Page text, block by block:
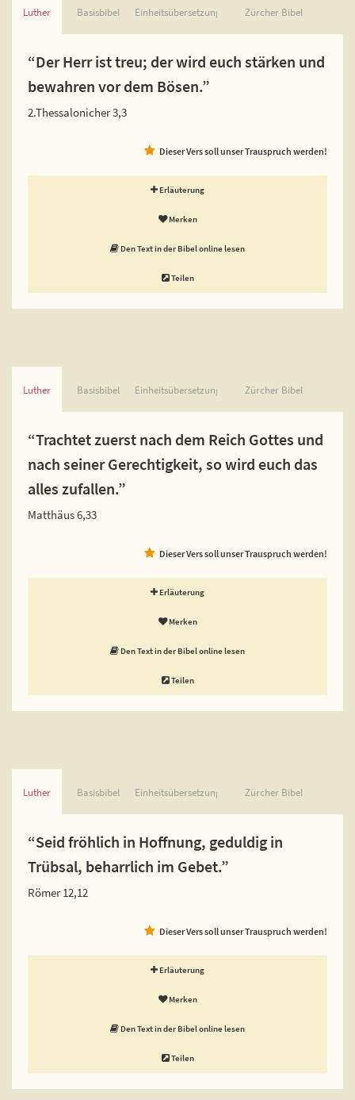
Luther Basisbibel Einheitsübersetzung Zürcher Bibel
“Der Herr ist treu; der wird euch stärken und
bewahren vor dem Bösen.”
2.Thessalonicher 3,3
Dieser Vers soll unser Trauspruch werden!
Erläuterung
Merken
Den Text in der Bibel online lesen
Teilen
Luther Basisbibel Einheitsübersetzung Zürcher Bibel
“Trachtet zuerst nach dem Reich Gottes und
nach seiner Gerechtigkeit, so wird euch das
alles zufallen.”
Matthäus 6,33
Dieser Vers soll unser Trauspruch werden!
Erläuterung
Merken
Den Text in der Bibel online lesen
Teilen
Luther Basisbibel Einheitsübersetzung Zürcher Bibel
“Seid fröhlich in Hoffnung, geduldig in
Trübsal, beharrlich im Gebet.”
Römer 12,12
Dieser Vers soll unser Trauspruch werden!
Erläuterung
Merken
Den Text in der Bibel online lesen
Teilen